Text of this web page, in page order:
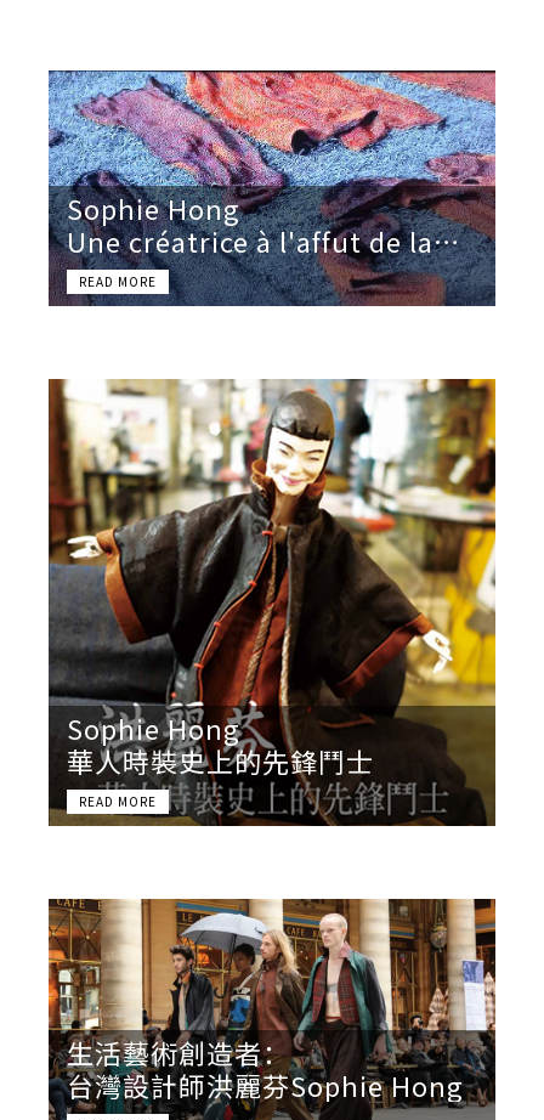
Sophie Hong
Une créatrice à l'affut de la
beauté naturelle ... mais
unique
Sophie Hong
華人時裝史上的先鋒鬥士
生活藝術創造者：
台灣設計師洪麗芬Sophie Hong